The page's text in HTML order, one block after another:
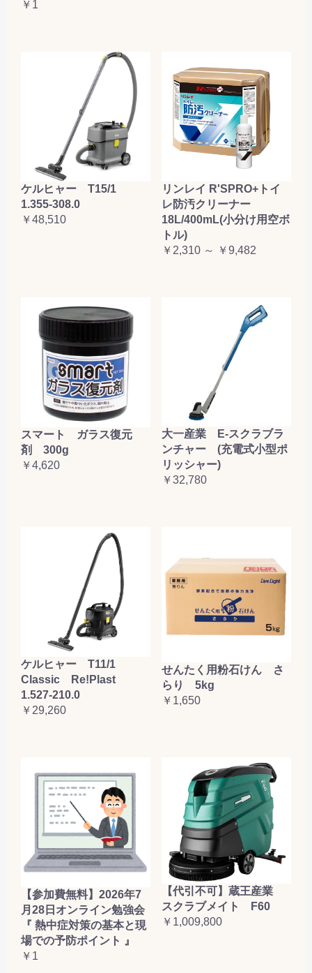
￥1
ケルヒャー T15/1
1.355-308.0
￥48,510
リンレイ R'SPRO+トイ
レ防汚クリーナー
18L/400mL(小分け用空ボ
トル)
￥2,310 ～ ￥9,482
スマート ガラス復元
剤 300g
￥4,620
大一産業 E-スクラブラ
ンチャー (充電式小型ポ
リッシャー)
￥32,780
ケルヒャー T11/1
Classic Re!Plast
1.527-210.0
￥29,260
せんたく用粉石けん さ
らり 5kg
￥1,650
【参加費無料】2026年7
月28日オンライン勉強会
『 熱中症対策の基本と現
場での予防ポイント 』
￥1
【代引不可】蔵王産業
スクラブメイト F60
￥1,009,800